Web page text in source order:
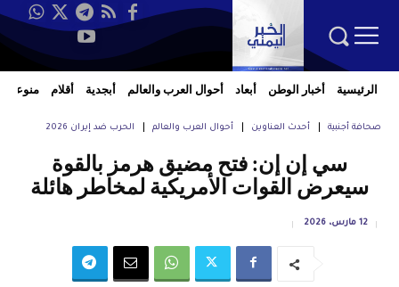
الرئيسية أخبار الوطن أبعاد أحوال العرب والعالم أبجدية أقلام منوعات
صحافة أجنبية أحدث العناوين أحوال العرب والعالم الحرب ضد إيران 2026
سي إن إن: فتح مضيق هرمز بالقوة
سيعرض القوات الأمريكية لمخاطر هائلة
12 مارس، 2026